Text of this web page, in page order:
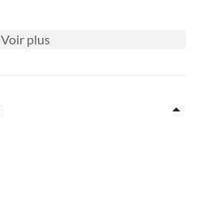
Voir plus